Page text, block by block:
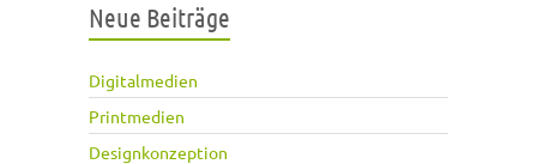
Neue Beiträge
Digitalmedien
Printmedien
Designkonzeption